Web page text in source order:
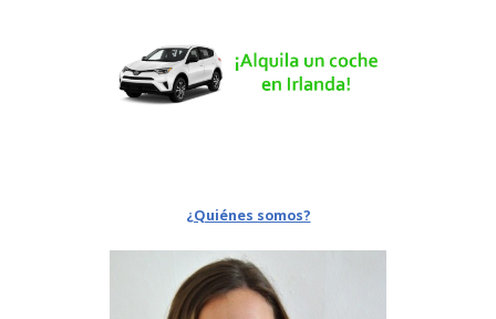
¿Quiénes somos?